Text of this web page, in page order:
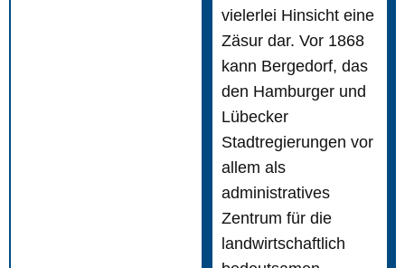
vielerlei Hinsicht eine
Zäsur dar. Vor 1868
kann Bergedorf, das
den Hamburger und
Lübecker
Stadtregierungen vor
allem als
administratives
Zentrum für die
landwirtschaftlich